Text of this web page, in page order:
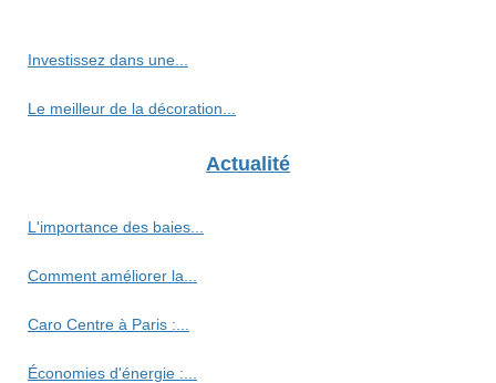
Investissez dans une...
Le meilleur de la décoration...
Actualité
L'importance des baies...
Comment améliorer la...
Caro Centre à Paris :...
Économies d'énergie :...